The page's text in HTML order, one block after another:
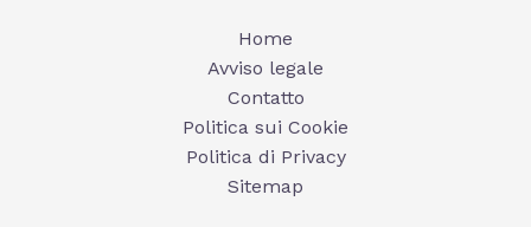
Home
Avviso legale
Contatto
Politica sui Cookie
Politica di Privacy
Sitemap